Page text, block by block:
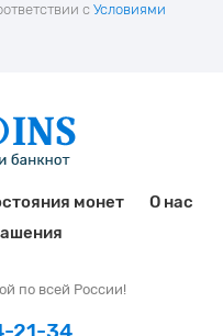
с Условиями
монет
О нас
по всей России!